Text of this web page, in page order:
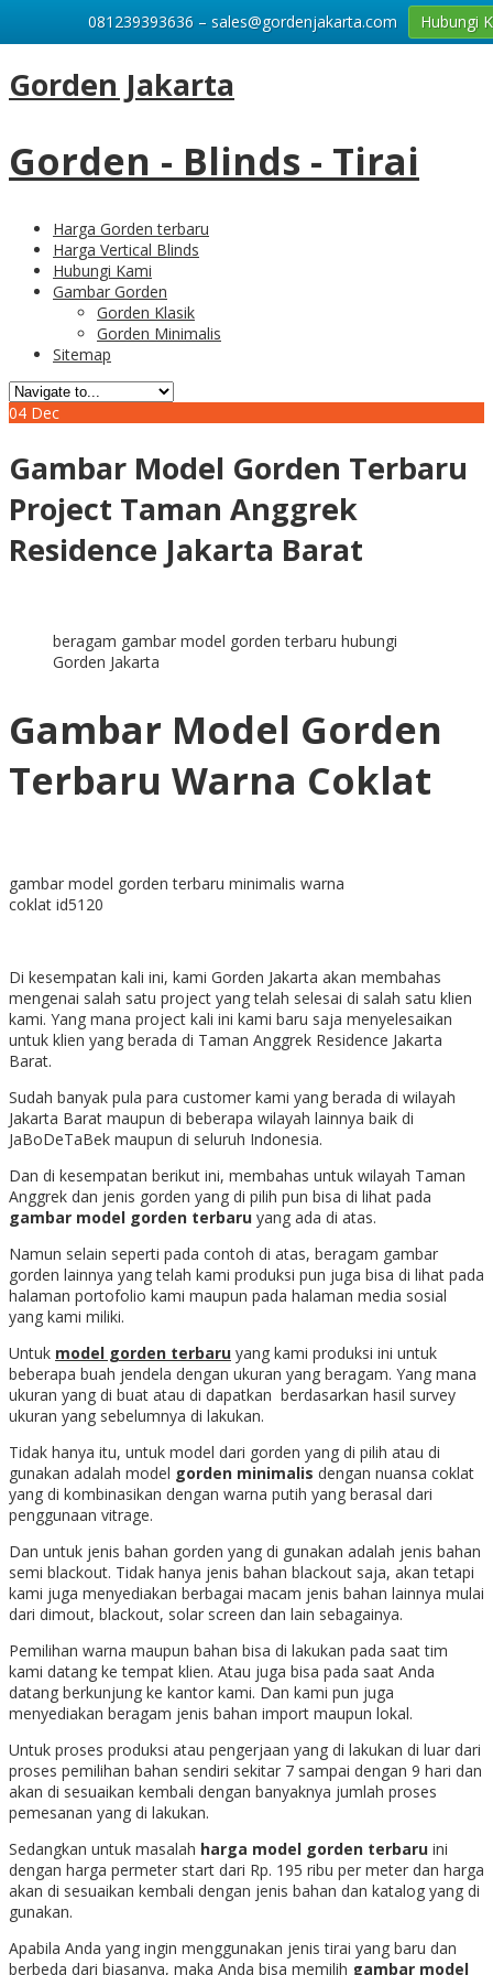
Gorden Jakarta
Gorden - Blinds - Tirai
Harga Gorden terbaru
Harga Vertical Blinds
Hubungi Kami
Gambar Gorden
Gorden Klasik
Gorden Minimalis
Sitemap
04 Dec
Gambar Model Gorden Terbaru
Project Taman Anggrek
Residence Jakarta Barat
beragam gambar model gorden terbaru hubungi
Gorden Jakarta
Gambar Model Gorden
Terbaru Warna Coklat
gambar model gorden terbaru minimalis warna
coklat id5120
Di kesempatan kali ini, kami Gorden Jakarta akan membahas
mengenai salah satu project yang telah selesai di salah satu klien
kami. Yang mana project kali ini kami baru saja menyelesaikan
untuk klien yang berada di Taman Anggrek Residence Jakarta
Barat.
Sudah banyak pula para customer kami yang berada di wilayah
Jakarta Barat maupun di beberapa wilayah lainnya baik di
JaBoDeTaBek maupun di seluruh Indonesia.
Dan di kesempatan berikut ini, membahas untuk wilayah Taman
Anggrek dan jenis gorden yang di pilih pun bisa di lihat pada
gambar model gorden terbaru yang ada di atas.
Namun selain seperti pada contoh di atas, beragam gambar
gorden lainnya yang telah kami produksi pun juga bisa di lihat pada
halaman portofolio kami maupun pada halaman media sosial
yang kami miliki.
Untuk model gorden terbaru yang kami produksi ini untuk
beberapa buah jendela dengan ukuran yang beragam. Yang mana
ukuran yang di buat atau di dapatkan berdasarkan hasil survey
ukuran yang sebelumnya di lakukan.
Tidak hanya itu, untuk model dari gorden yang di pilih atau di
gunakan adalah model gorden minimalis dengan nuansa coklat
yang di kombinasikan dengan warna putih yang berasal dari
penggunaan vitrage.
Dan untuk jenis bahan gorden yang di gunakan adalah jenis bahan
semi blackout. Tidak hanya jenis bahan blackout saja, akan tetapi
kami juga menyediakan berbagai macam jenis bahan lainnya mulai
dari dimout, blackout, solar screen dan lain sebagainya.
Pemilihan warna maupun bahan bisa di lakukan pada saat tim
kami datang ke tempat klien. Atau juga bisa pada saat Anda
datang berkunjung ke kantor kami. Dan kami pun juga
menyediakan beragam jenis bahan import maupun lokal.
Untuk proses produksi atau pengerjaan yang di lakukan di luar dari
proses pemilihan bahan sendiri sekitar 7 sampai dengan 9 hari dan
akan di sesuaikan kembali dengan banyaknya jumlah proses
pemesanan yang di lakukan.
Sedangkan untuk masalah harga model gorden terbaru ini
dengan harga permeter start dari Rp. 195 ribu per meter dan harga
akan di sesuaikan kembali dengan jenis bahan dan katalog yang di
gunakan.
Apabila Anda yang ingin menggunakan jenis tirai yang baru dan
berbeda dari biasanya, maka Anda bisa memilih gambar model
081239393636 – sales@gordenjakarta.com Hubungi